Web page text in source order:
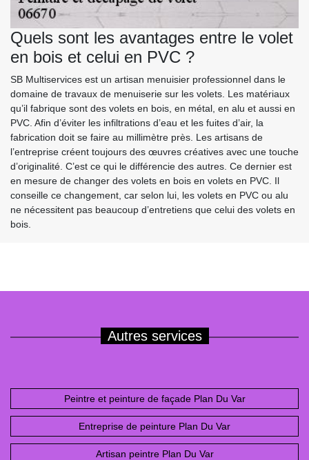
Quels sont les avantages entre le volet
en bois et celui en PVC ?
SB Multiservices est un artisan menuisier professionnel dans le
domaine de travaux de menuiserie sur les volets. Les matériaux
qu’il fabrique sont des volets en bois, en métal, en alu et aussi en
PVC. Afin d’éviter les infiltrations d’eau et les fuites d’air, la
fabrication doit se faire au millimètre près. Les artisans de
l’entreprise créent toujours des œuvres créatives avec une touche
d’originalité. C’est ce qui le différencie des autres. Ce dernier est
en mesure de changer des volets en bois en volets en PVC. Il
conseille ce changement, car selon lui, les volets en PVC ou alu
ne nécessitent pas beaucoup d’entretiens que celui des volets en
bois.
Autres services
Peintre et peinture de façade Plan Du Var
Entreprise de peinture Plan Du Var
Artisan peintre Plan Du Var